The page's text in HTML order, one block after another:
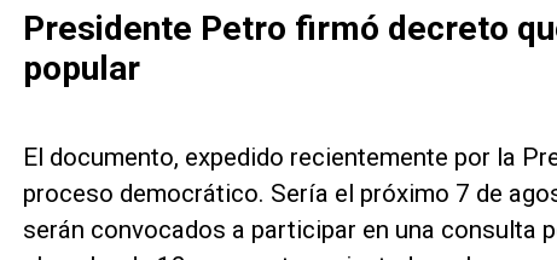
Presidente Petro firmó decreto
popular
El documento, expedido recientemente por la
proceso democrático. Sería el próximo 7 de
serán convocados a participar en una consulta